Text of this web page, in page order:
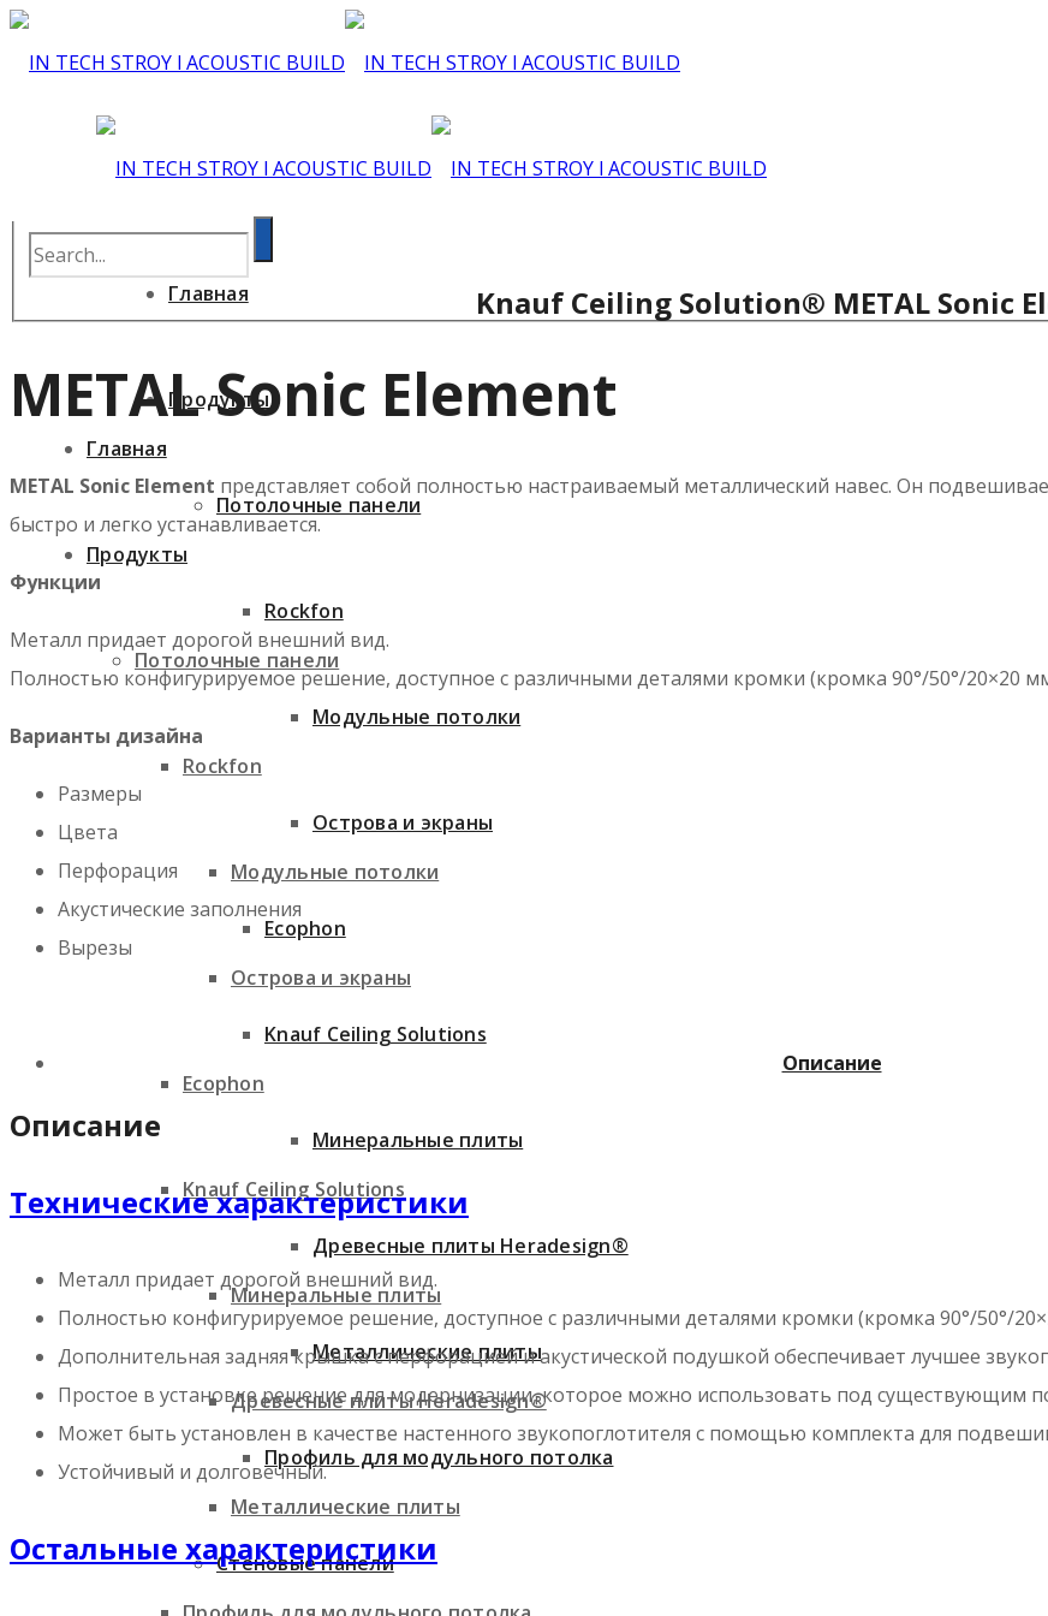
Главная
Продукты
Потолочные панели
Rockfon
Модульные потолки
Острова и экраны
Ecophon
Knauf Ceiling Solutions
Минеральные плиты
Древесные плиты Heradesign®
Металлические плиты
Главная
Продукты
Потолочные панели
Rockfon
Модульные потолки
Острова и экраны
Ecophon
Knauf Ceiling Solutions
Минеральные плиты
Древесные плиты Heradesign®
Металлические плиты
Профиль для модульного потолка
Стеновые панели
Knauf Ceiling Solution® METAL Sonic
METAL Sonic Element
METAL Sonic Element представляет собой полностью настраиваемый металлический навес. Он
быстро и легко устанавливается.
Функции
Металл придает дорогой внешний вид.
Полностью конфигурируемое решение, доступное с различными деталями кромки (кромка 90°/50°/20×20
Варианты дизайна
Размеры
Цвета
Перфорация
Акустические заполнения
Вырезы
Описание
Описание
Технические характеристики
Металл придает дорогой внешний вид.
Полностью конфигурируемое решение, доступное с различными деталями кромки (кромка 90°/50°/
Дополнительная задняя крышка с перфорацией и акустической подушкой обеспечивает лучшее
Простое в установке решение для модернизации, которое можно использовать под существующим
Может быть установлен в качестве настенного звукопоглотителя с помощью комплекта для
Устойчивый и долговечный.
Остальные характеристики